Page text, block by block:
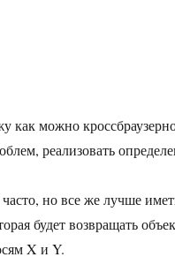
как можно
реализовать
но все же лучше
будет возвращать
X и Y.